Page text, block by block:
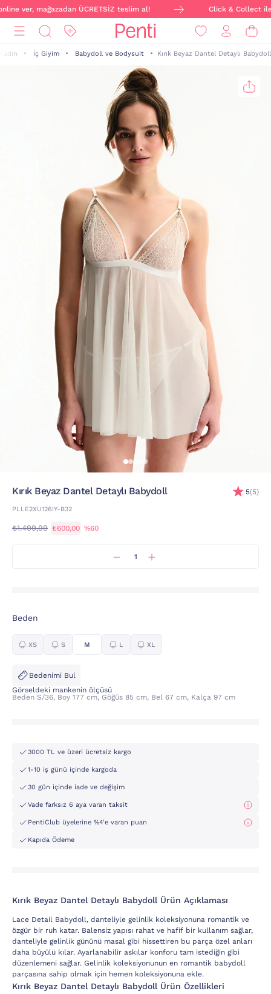
ver, mağazadan ÜCRETSİZ teslim al! Click & Collect ile
Kadın İç Giyim Babydoll ve Bodysuit Kırık Beyaz Dantel Detaylı Babydoll
Kırık Beyaz Dantel Detaylı Babydoll
PLLE2XU126IY-B32
5(5)
₺1.499,99 ₺600,00 %60
Beden
XS S M L XL
Bedenimi Bul
Görseldeki mankenin ölçüsü
Beden S/36, Boy 177 cm, Göğüs 85 cm, Bel 67 cm, Kalça 97 cm
3000 TL ve üzeri ücretsiz kargo
1-10 iş günü içinde kargoda
30 gün içinde iade ve değişim
Vade farksız 6 aya varan taksit
PentiClub üyelerine %4'e varan puan
Kapıda Ödeme
Kırık Beyaz Dantel Detaylı Babydoll Ürün Açıklaması
Lace Detail Babydoll, danteliyle gelinlik koleksiyonuna romantik ve
özgür bir ruh katar. Balensiz yapısı rahat ve hafif bir kullanım sağlar,
danteliyle gelinlik gününü masal gibi hissettiren bu parça özel anları
daha büyülü kılar. Ayarlanabilir askılar konforu tam istediğin gibi
düzenlemeni sağlar. Gelinlik koleksiyonunun en romantik babydoll
parçasına sahip olmak için hemen koleksiyonuna ekle.
Kırık Beyaz Dantel Detaylı Babydoll Ürün Özellikleri